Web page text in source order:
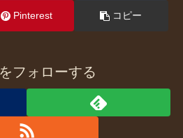
Pinterest コピー
フォローする